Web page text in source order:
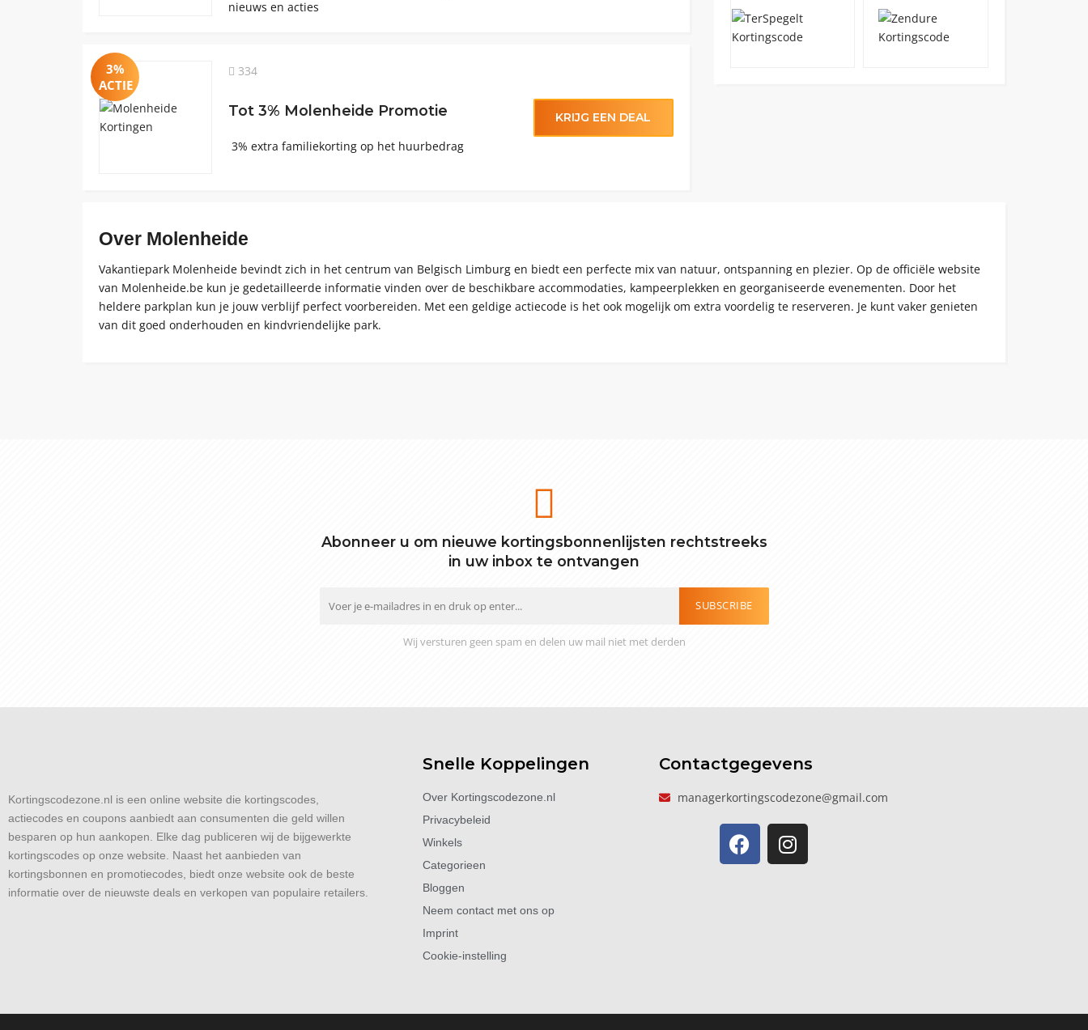
nieuws en acties
3%
ACTIE
334
Tot 3% Molenheide Promotie
3% extra familiekorting op het huurbedrag
KRIJG EEN DEAL
Over Molenheide
Vakantiepark Molenheide bevindt zich in het centrum van Belgisch Limburg en biedt een perfecte mix van natuur, ontspanning en plezier. Op de officiële website
van Molenheide.be kun je gedetailleerde informatie vinden over de beschikbare accommodaties, kampeerplekken en georganiseerde evenementen. Door het
heldere parkplan kun je jouw verblijf perfect voorbereiden. Met een geldige actiecode is het ook mogelijk om extra voordelig te reserveren. Je kunt vaker genieten
van dit goed onderhouden en kindvriendelijke park.
Abonneer u om nieuwe kortingsbonnenlijsten rechtstreeks
in uw inbox te ontvangen
SUBSCRIBE
Wij versturen geen spam en delen uw mail niet met derden
Kortingscodezone.nl is een online website die kortingscodes,
actiecodes en coupons aanbiedt aan consumenten die geld willen
besparen op hun aankopen. Elke dag publiceren wij de bijgewerkte
kortingscodes op onze website. Naast het aanbieden van
kortingsbonnen en promotiecodes, biedt onze website ook de beste
informatie over de nieuwste deals en verkopen van populaire retailers.
Snelle Koppelingen
Over Kortingscodezone.nl
Privacybeleid
Winkels
Categorieen
Bloggen
Neem contact met ons op
Imprint
Cookie-instelling
Contactgegevens
managerkortingscodezone@gmail.com